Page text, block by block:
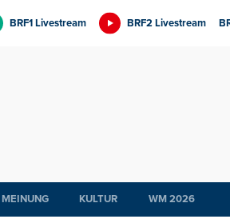
BRF1 Livestream BRF2 Livestream
MEINUNG KULTUR WM 2026